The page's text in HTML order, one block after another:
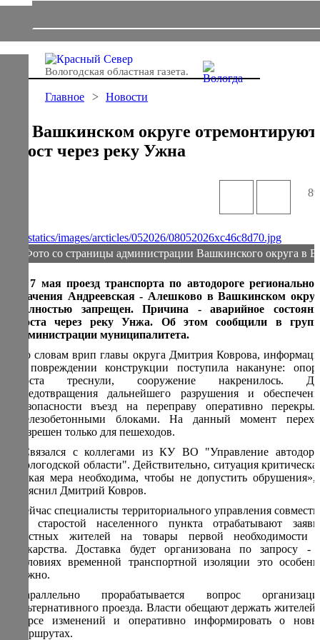
Вологодская областная газета.
Главное Новости
В Вашкинском округе отремонтируют
мост через реку Ужна
Фото со страницы администрации Вашкинского округа в
С 7 мая проезд транспорта по автодороге
значения Андреевская - Алешково в Вашкинском
полностью запрещен. Причина - аварийное
моста через реку Унжа. Об этом сообщили в
администрации муниципалитета.
По словам врип главы округа Дмитрия Коврова,
о повреждении конструкции поступила накануне:
моста треснули, сооружение накренилось.
предотвращения дальнейшего разрушения и
безопасности въезд на переправу оперативно
железобетонными блоками. На данный момент
разрешен только для пешеходов.
«Связался с коллегами из КУ ВО "Управление
Вологодской области". Действительно, ситуация
Такая мера необходима, чтобы не допустить
пояснил Дмитрий Ковров.
Сейчас специалисты территориального управления
со старостой населенного пункта отрабатывают
местных жителей на товары первой необходимости
лекарства. Доставка будет организована по запросу -
условиях временной транспортной изоляции это
важно.
Параллельно прорабатывается вопрос
альтернативного проезда. Власти обещают держать жителей
курсе изменений и оперативно информировать о
маршрутах.